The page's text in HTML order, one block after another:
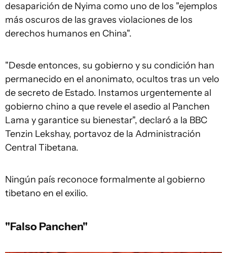
desaparición de Nyima como uno de los "ejemplos
más oscuros de las graves violaciones de los
derechos humanos en China".
"Desde entonces, su gobierno y su condición han
permanecido en el anonimato, ocultos tras un velo
de secreto de Estado. Instamos urgentemente al
gobierno chino a que revele el asedio al Panchen
Lama y garantice su bienestar", declaró a la BBC
Tenzin Lekshay, portavoz de la Administración
Central Tibetana.
Ningún país reconoce formalmente al gobierno
tibetano en el exilio.
"Falso Panchen"